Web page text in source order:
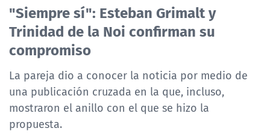
CASTING MASTERCHEF CHILE
CASTING TVN VERTICAL
TVN VERTICAL
TVN PLAY
PROGRAMAS
"Siempre sí": Esteban Grimalt y
Trinidad de la Noi confirman su
compromiso
La pareja dio a conocer la noticia por medio de
una publicación cruzada en la que, incluso,
mostraron el anillo con el que se hizo la
propuesta.